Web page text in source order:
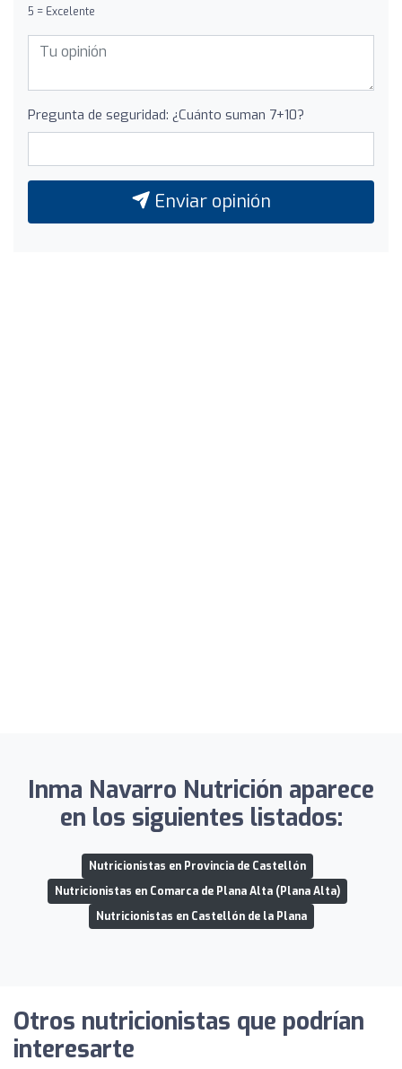
5 = Excelente
Pregunta de seguridad: ¿Cuánto suman 7+10?
Enviar opinión
Inma Navarro Nutrición aparece
en los siguientes listados:
Nutricionistas en Provincia de Castellón
Nutricionistas en Comarca de Plana Alta (Plana Alta)
Nutricionistas en Castellón de la Plana
Otros nutricionistas que podrían
interesarte